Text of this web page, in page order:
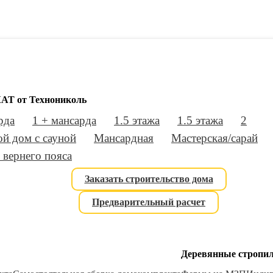
от Технониколь
1 + мансарда 1.5 этажа 1.5 этажа
2
дом с сауной
Мансардная
Мастерская/сарай
пояса
Заказать строительство дома
Предварительный расчет
Деревянные